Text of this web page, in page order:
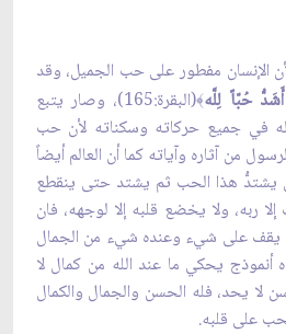
الإنسان مفطور على حب الجميل، وقد
حُبّاً لِلَّه﴾
(البقرة:165)، وصار يتبع
في جميع حركاته وسكناته لأن حب
من آثاره وآياته كما أن العالم أيضاً
يشتدُّ هذا الحب ثم يشتد حتى ينقطع
ربه، ولا يخضع قلبه إلا لوجهه، فان
يقف على شي‏ء وعنده شي‏ء من الجمال
أنموذج يحكي ما عند الله من كمال لا
لا يحد، فله الحسن والجمال والكمال
على قلبه.